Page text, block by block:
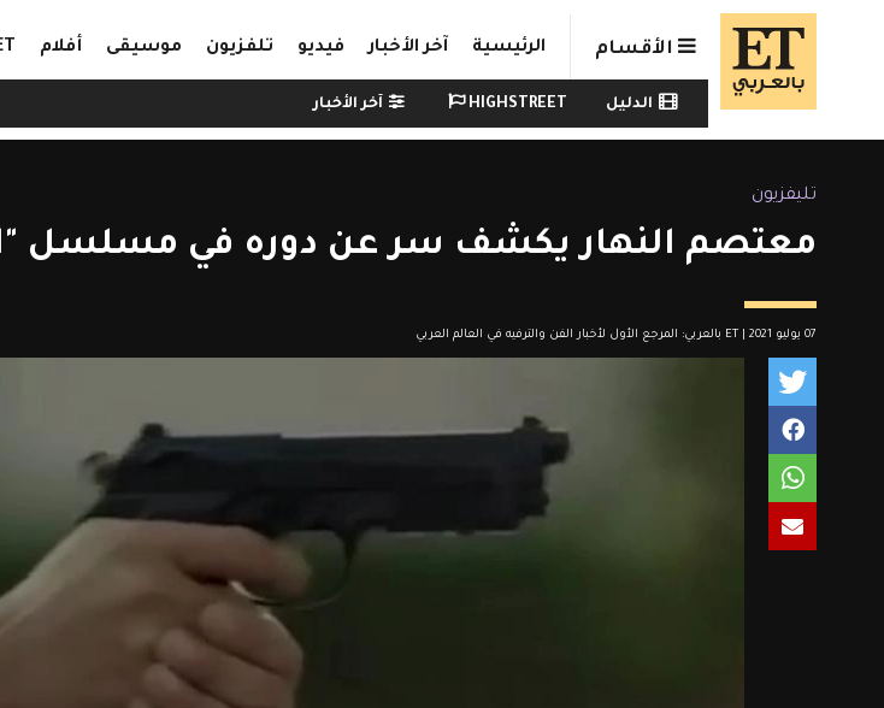
Skip to main content
الأقسام الرئيسية آخر الأخبار فيديو تلفزيون موسيقى أفلام
Watch menu
الدليل HIGHSTREET آخر الأخبار
تليفزيون
معتصم النهار يكشف سر عن دوره في مسلسل
07 يوليو 2021 | ET بالعربي: المرجع الأول لأخبار الفن والترفيه في العالم العربي